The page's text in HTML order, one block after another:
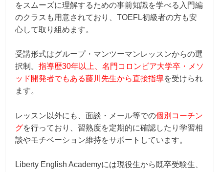
をスムーズに理解するための事前知識を学べる入門編
のクラスも用意されており、TOEFL初級者の方も安
心して取り組めます。
受講形式はグループ・マンツーマンレッスンからの選
択制。 指導歴30年以上、名門コロンビア大学卒・メソ
ッド開発者でもある藤川先生から直接指導を受けられ
ます。
レッスン以外にも、面談・メール等での個別コーチン
グを行っており、習熟度を定期的に確認したり学習相
談やモチベーション維持をサポートしています。
Liberty English Academyには現役生から既卒受験生、